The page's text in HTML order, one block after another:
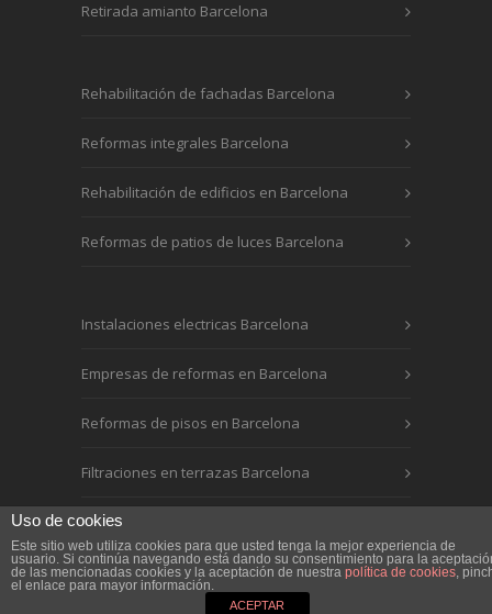
Retirada amianto Barcelona
Rehabilitación de fachadas Barcelona
Reformas integrales Barcelona
Rehabilitación de edificios en Barcelona
Reformas de patios de luces Barcelona
Instalaciones electricas Barcelona
Empresas de reformas en Barcelona
Reformas de pisos en Barcelona
Filtraciones en terrazas Barcelona
2016 LOGA REHABILITACIONES |
Uso de cookies
Este sitio web utiliza cookies para que usted tenga la mejor experiencia de
usuario. Si continúa navegando está dando su consentimiento para la
de las mencionadas cookies y la aceptación de nuestra política de cookies,
el enlace para mayor información.
ACEPTAR